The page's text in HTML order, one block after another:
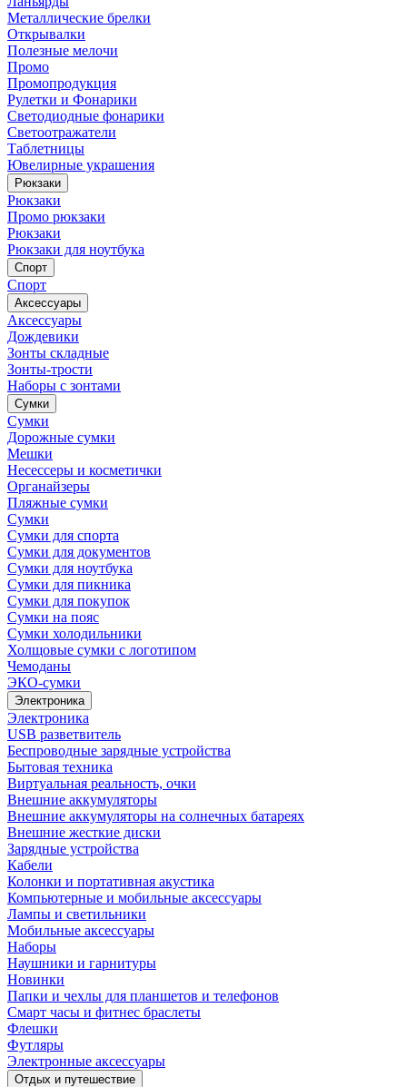
Металлические брелки
Открывалки
Полезные мелочи
Промо
Промопродукция
Рулетки и Фонарики
Светодиодные фонарики
Светоотражатели
Таблетницы
Ювелирные украшения
Рюкзаки
Рюкзаки
Промо рюкзаки
Рюкзаки
Рюкзаки для ноутбука
Спорт
Спорт
Аксессуары
Аксессуары
Дождевики
Зонты складные
Зонты-трости
Наборы с зонтами
Сумки
Сумки
Дорожные сумки
Мешки
Несессеры и косметички
Органайзеры
Пляжные сумки
Сумки
Сумки для спорта
Сумки для документов
Сумки для ноутбука
Сумки для пикника
Сумки для покупок
Сумки на пояс
Сумки холодильники
Холщовые сумки с логотипом
Чемоданы
ЭКО-сумки
Электроника
Электроника
USB разветвитель
Беспроводные зарядные устройства
Бытовая техника
Виртуальная реальность, очки
Внешние аккумуляторы
Внешние аккумуляторы на солнечных батареях
Внешние жесткие диски
Зарядные устройства
Кабели
Колонки и портативная акустика
Компьютерные и мобильные аксессуары
Лампы и светильники
Мобильные аксессуары
Наборы
Наушники и гарнитуры
Новинки
Папки и чехлы для планшетов и телефонов
Смарт часы и фитнес браслеты
Флешки
Футляры
Электронные аксессуары
Отдых и путешествие